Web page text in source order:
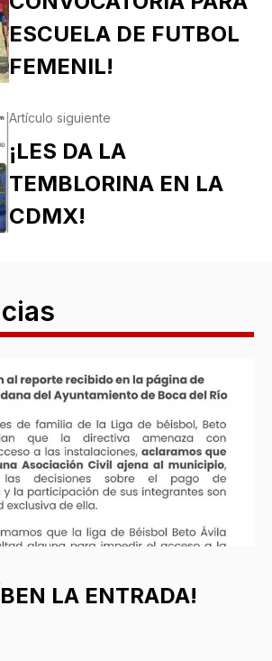
ESCUELA DE FUTBOL
FEMENIL!
Artículo siguiente
¡LES DA LA
TEMBLORINA EN LA
CDMX!
LA ENTRADA!